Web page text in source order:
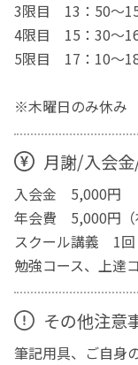
3限目 13：50～
4限目 15：30～
5限目 17：10～
※木曜日のみ休み
月謝/入会
入会金 5,000円
年会費 5,000円（
スクール講義 1
勉強コース、上達
その他注意
筆記用具、ご自身